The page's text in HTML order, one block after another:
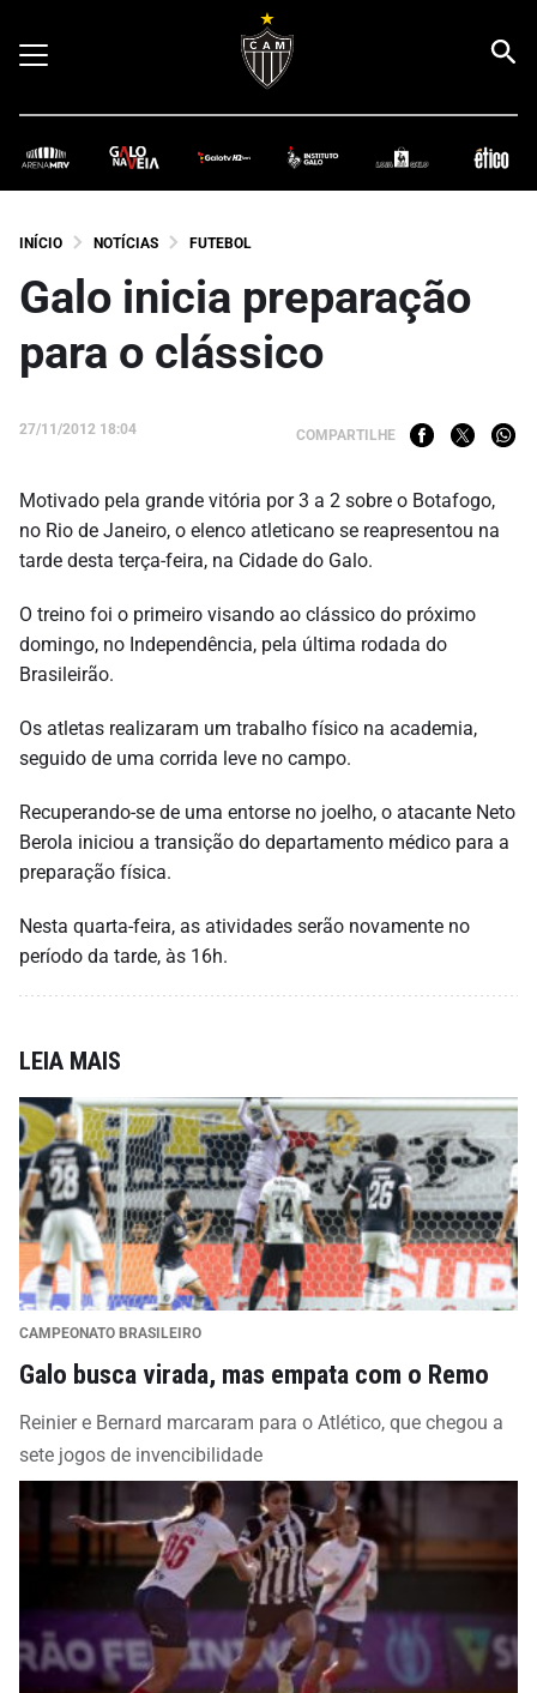
INÍCIO NOTÍCIAS FUTEBOL
Galo inicia preparação
para o clássico
27/11/2012 18:04 COMPARTILHE
Motivado pela grande vitória por 3 a 2 sobre o Botafogo,
no Rio de Janeiro, o elenco atleticano se reapresentou na
tarde desta terça-feira, na Cidade do Galo.
O treino foi o primeiro visando ao clássico do próximo
domingo, no Independência, pela última rodada do
Brasileirão.
Os atletas realizaram um trabalho físico na academia,
seguido de uma corrida leve no campo.
Recuperando-se de uma entorse no joelho, o atacante Neto
Berola iniciou a transição do departamento médico para a
preparação física.
Nesta quarta-feira, as atividades serão novamente no
período da tarde, às 16h.
LEIA MAIS
CAMPEONATO BRASILEIRO
Galo busca virada, mas empata com o Remo
Reinier e Bernard marcaram para o Atlético, que chegou a
sete jogos de invencibilidade